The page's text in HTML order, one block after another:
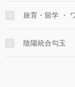
旅育・留学 ・
陰陽統合勾玉